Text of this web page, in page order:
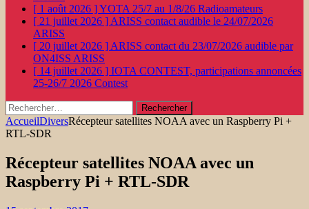
[ 1 août 2026 ]YOTA 25/7 au 1/8/26 Radioamateurs
[ 21 juillet 2026 ] ARISS contact audible le 24/07/2026
ARISS
[ 20 juillet 2026 ] ARISS contact du 23/07/2026 audible par
ON4ISS ARISS
[ 14 juillet 2026 ] IOTA CONTEST, participations annoncées
25-26/7 2026 Contest
Rechercher :
AccueilDiversRécepteur satellites NOAA avec un Raspberry Pi +
RTL-SDR
Récepteur satellites NOAA avec un
Raspberry Pi + RTL-SDR